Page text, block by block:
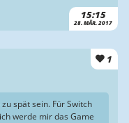
15:15
28. MÄR. 2017
1
spät sein. Für Switch
werde mir das Game